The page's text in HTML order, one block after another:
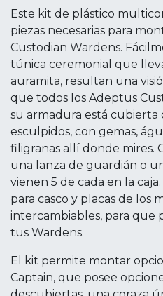
Este kit de plástico
piezas necesarias para
Custodian Wardens.
túnica ceremonial que
auramita, resultan una
que todos los Adeptus
su armadura está cubierta
esculpidos, con gemas,
filigranas allí donde mires.
una lanza de guardián o
vienen 5 de cada en la
para casco y placas de los
intercambiables, para que
tus Wardens.
El kit permite montar
Captain, que posee